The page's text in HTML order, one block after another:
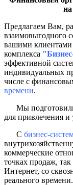
Предлагаем Вам,
взаимовыгодного
вашими клиентами
комплекса
эффективной
индивидуальных
числе с
времени.
Мы подготовили
для привлечения
С бизнес-
коммерческие
точках продаж,
Интернет, со
реального времени.